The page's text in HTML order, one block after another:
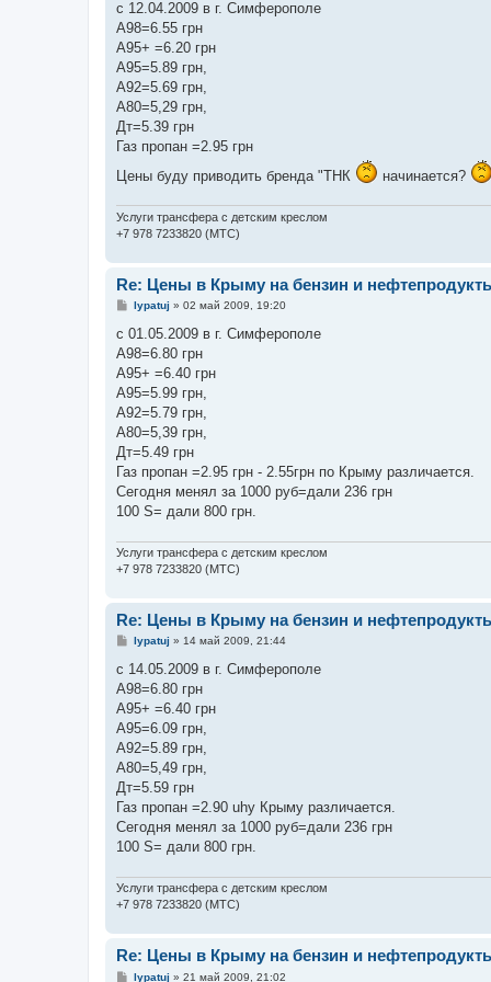
о
щ
е
и
е
с 12.04.2009 в г. Симферополе
А98=6.55 грн
А95+ =6.20 грн
А95=5.89 грн,
А92=5.69 грн,
А80=5,29 грн,
Дт=5.39 грн
Газ пропан =2.95 грн
Цены буду приводить бренда "ТНК
начинается?
Услуги трансфера с детским креслом
+7 978 7233820 (МТС)
Re: Цены в Крыму на бензин и
С
о
щ
е
и
е
lypatuj » 02 май 2009, 19:20
с 01.05.2009 в г. Симферополе
А98=6.80 грн
А95+ =6.40 грн
А95=5.99 грн,
А92=5.79 грн,
А80=5,39 грн,
Дт=5.49 грн
Газ пропан =2.95 грн - 2.55грн по Крыму различается.
Сегодня менял за 1000 руб=дали 236 грн
100 S= дали 800 грн.
Услуги трансфера с детским креслом
+7 978 7233820 (МТС)
Re: Цены в Крыму на бензин и
С
о
щ
е
и
е
lypatuj » 14 май 2009, 21:44
с 14.05.2009 в г. Симферополе
А98=6.80 грн
А95+ =6.40 грн
А95=6.09 грн,
А92=5.89 грн,
А80=5,49 грн,
Дт=5.59 грн
Газ пропан =2.90 uhy Крыму различается.
Сегодня менял за 1000 руб=дали 236 грн
100 S= дали 800 грн.
Услуги трансфера с детским креслом
+7 978 7233820 (МТС)
Re: Цены в Крыму на бензин и
Сlypatuj » 21 май 2009, 21:02